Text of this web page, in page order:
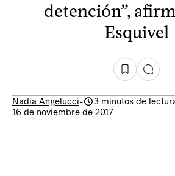
detención”,
Esquivel
Nadia Angelucci-
3 minutos de
16 de noviembre de 2017